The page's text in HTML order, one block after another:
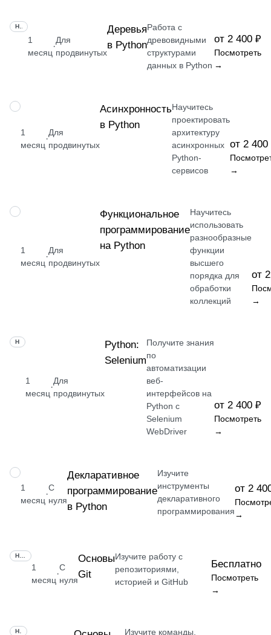
1
месяц
·
Для
продвинутых
Деревья
в Python
Работа с
древовидными
структурами
данных в Python
от 2 400 ₽
Посмотреть
→
НАВЫК
1
месяц
·
Для
продвинутых
Асинхронность
в Python
Научитесь
проектировать
архитектуру
асинхронных
Python-
сервисов
от 2 400
→
НАВЫК
1
месяц
·
Для
продвинутых
Функциональное
программирование
на Python
Научитесь
использовать
разнообразные
функции
высшего
порядка для
обработки
коллекций
от
→
НАВЫК
1
месяц
·
Для
продвинутых
Python:
Selenium
Получите знания
по
автоматизации
веб-
интерфейсов на
Python с
Selenium
WebDriver
от 2 400 ₽
Посмотреть
→
НАВЫК
1
месяц
·
С
нуля
Декларативное
программирование
в Python
Изучите
инструменты
декларативного
программирования
от 2
→
1
месяц
·
С
нуля
Основы
Git
Изучите работу с
репозиториями,
историей и GitHub
Бесплатно
Посмотреть
→
Изучите команды,